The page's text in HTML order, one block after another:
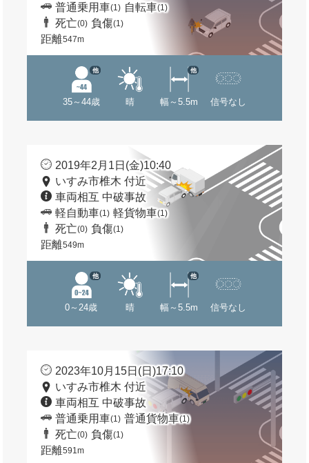
普通乗用車(1) 自転車(1)
死亡(0) 負傷(1)
距離547m
35～44歳
他
晴 幅～5.5m
他
信号なし
2019年2月1日(金)10:40
いすみ市椎木 付近
車両相互 中破事故
軽自動車(1) 軽貨物車(1)
死亡(0) 負傷(1)
距離549m
0～24歳
他
晴 幅～5.5m
他
信号なし
2023年10月15日(日)17:10
いすみ市椎木 付近
車両相互 中破事故
普通乗用車(1) 普通貨物車(1)
死亡(0) 負傷(1)
距離591m